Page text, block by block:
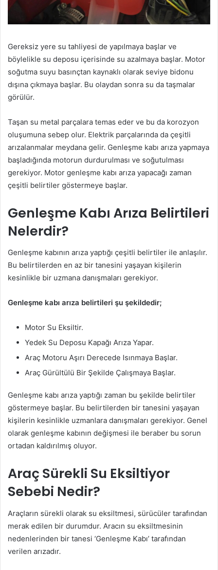
Gereksiz yere su tahliyesi de yapılmaya başlar ve
böylelikle su deposu içerisinde su azalmaya başlar. Motor
soğutma suyu basınçtan kaynaklı olarak seviye bidonu
dışına çıkmaya başlar. Bu olaydan sonra su da taşmalar
görülür.
Taşan su metal parçalara temas eder ve bu da korozyon
oluşumuna sebep olur. Elektrik parçalarında da çeşitli
arızalanmalar meydana gelir. Genleşme kabı arıza yapmaya
başladığında motorun durdurulması ve soğutulması
gerekiyor. Motor genleşme kabı arıza yapacağı zaman
çeşitli belirtiler göstermeye başlar.
Genleşme Kabı Arıza Belirtileri
Nelerdir?
Genleşme kabının arıza yaptığı çeşitli belirtiler ile anlaşılır.
Bu belirtilerden en az bir tanesini yaşayan kişilerin
kesinlikle bir uzmana danışmaları gerekiyor.
Genleşme kabı arıza belirtileri şu şekildedir;
Motor Su Eksiltir.
Yedek Su Deposu Kapağı Arıza Yapar.
Araç Motoru Aşırı Derecede Isınmaya Başlar.
Araç Gürültülü Bir Şekilde Çalışmaya Başlar.
Genleşme kabı arıza yaptığı zaman bu şekilde belirtiler
göstermeye başlar. Bu belirtilerden bir tanesini yaşayan
kişilerin kesinlikle uzmanlara danışmaları gerekiyor. Genel
olarak genleşme kabının değişmesi ile beraber bu sorun
ortadan kaldırılmış oluyor.
Araç Sürekli Su Eksiltiyor
Sebebi Nedir?
Araçların sürekli olarak su eksiltmesi, sürücüler tarafından
merak edilen bir durumdur. Aracın su eksiltmesinin
nedenlerinden bir tanesi ‘Genleşme Kabı’ tarafından
verilen arızadır.